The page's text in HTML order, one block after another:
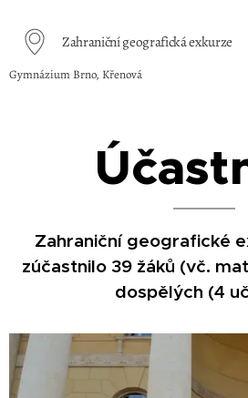
Zahraniční geografická exkurze
Gymnázium Brno, Křenová
Zahraniční geografické
zúčastnilo 39 žáků (vč.
dospělých (4